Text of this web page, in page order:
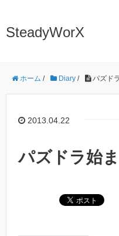
SteadyWorX
ホーム / Diary / パズド
2013.04.22
パズドラ始